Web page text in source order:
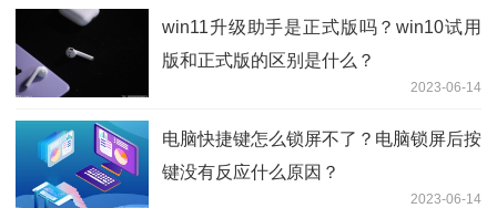
win11升级助手是正式版吗？win10试用
版和正式版的区别是什么？
2023-06-14
电脑快捷键怎么锁屏不了？电脑锁屏后按
键没有反应什么原因？
2023-06-14